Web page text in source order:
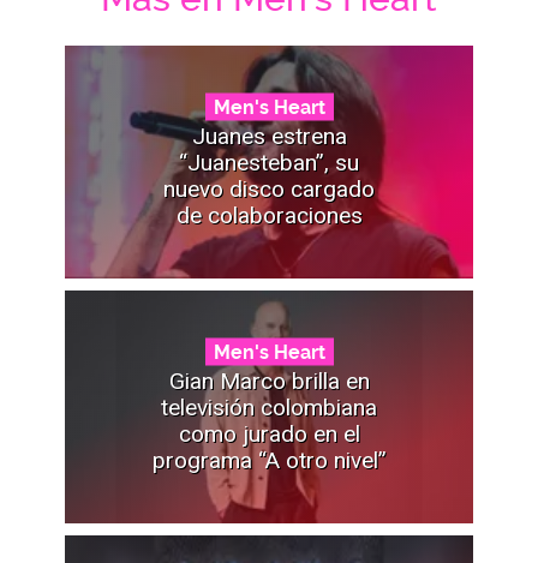
Men's Heart
Juanes estrena
“Juanesteban”, su
nuevo disco cargado
de colaboraciones
Men's Heart
Gian Marco brilla en
televisión colombiana
como jurado en el
programa “A otro nivel”